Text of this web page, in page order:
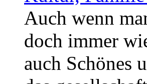
Auch wenn
doch immer
auch Schönes